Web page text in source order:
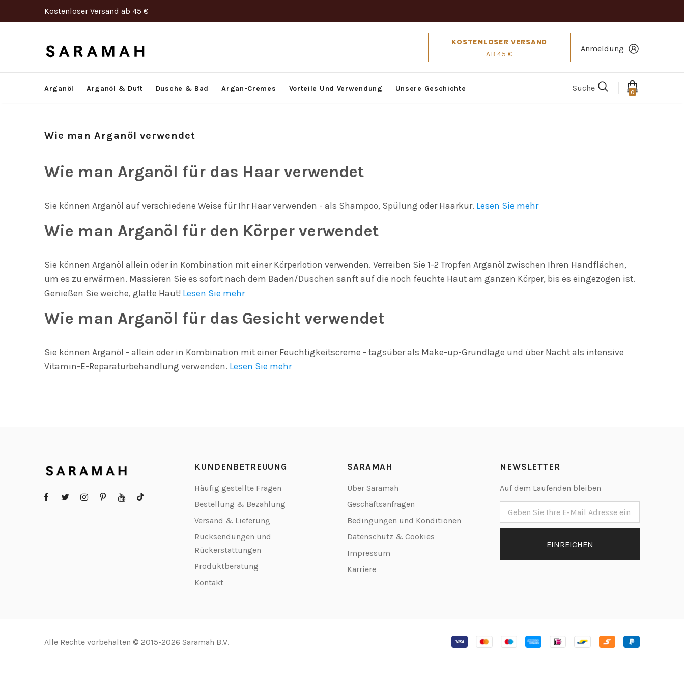
Kostenloser Versand ab 45 €
KOSTENLOSER VERSAND
AB 45 €
Anmeldung
Arganöl Arganöl & Duft Dusche & Bad Argan-Cremes Vorteile Und Verwendung Unsere Geschichte Suche 0
Wie man Arganöl verwendet
Wie man Arganöl für das Haar verwendet
Sie können Arganöl auf verschiedene Weise für Ihr Haar verwenden - als Shampoo, Spülung oder Haarkur. Lesen Sie mehr
Wie man Arganöl für den Körper verwendet
Sie können Arganöl allein oder in Kombination mit einer Körperlotion verwenden. Verreiben Sie 1-2 Tropfen Arganöl zwischen Ihren Handflächen,
um es zu erwärmen. Massieren Sie es sofort nach dem Baden/Duschen sanft auf die noch feuchte Haut am ganzen Körper, bis es eingezogen ist.
Genießen Sie weiche, glatte Haut! Lesen Sie mehr
Wie man Arganöl für das Gesicht verwendet
Sie können Arganöl - allein oder in Kombination mit einer Feuchtigkeitscreme - tagsüber als Make-up-Grundlage und über Nacht als intensive
Vitamin-E-Reparaturbehandlung verwenden. Lesen Sie mehr
KUNDENBETREUUNG
Häufig gestellte Fragen
Bestellung & Bezahlung
Versand & Lieferung
Rücksendungen und
Rückerstattungen
Produktberatung
Kontakt
SARAMAH
Über Saramah
Geschäftsanfragen
Bedingungen und Konditionen
Datenschutz & Cookies
Impressum
Karriere
NEWSLETTER
Auf dem Laufenden bleiben
Alle Rechte vorbehalten © 2015-2026 Saramah B.V.